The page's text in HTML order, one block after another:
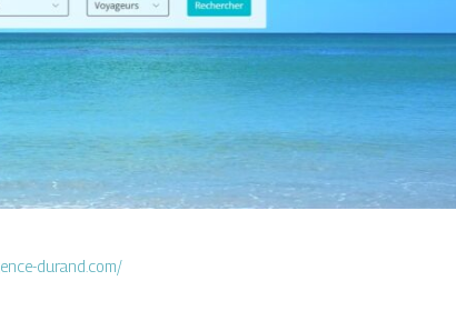
durand.com/